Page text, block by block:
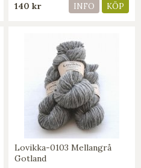
140 kr INFO KÖP
Lovikka-0103 Mellangrå
Gotland